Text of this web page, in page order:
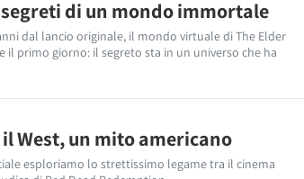
di un mondo immortale
dal lancio originale, il mondo virtuale di The Elder
il primo giorno: il segreto sta in un universo che ha
West, un mito americano
esploriamo lo strettissimo legame tra il cinema